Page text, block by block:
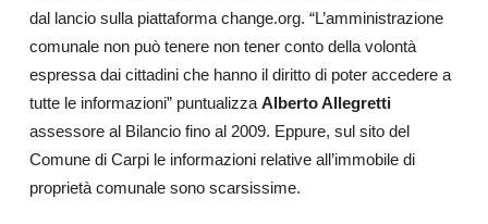
dal lancio sulla piattaforma change.org. “L’amministrazione
comunale non può tenere non tener conto della volontà
espressa dai cittadini che hanno il diritto di poter accedere a
tutte le informazioni” puntualizza Alberto Allegretti
assessore al Bilancio fino al 2009. Eppure, sul sito del
Comune di Carpi le informazioni relative all’immobile di
proprietà comunale sono scarsissime.